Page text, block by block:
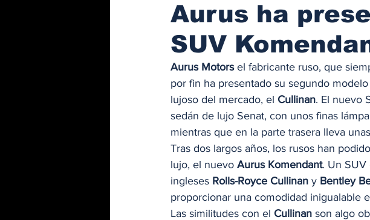
Aurus ha
SUV
Aurus Motors el fabricante ruso, que
por fin ha presentado su segundo
lujoso del mercado, el Cullinan. El nuevo
sedán de lujo Senat, con unos finas
mientras que en la parte trasera lleva
Tras dos largos años, los rusos han
lujo, el nuevo Aurus Komendant. Un
ingleses Rolls-Royce Cullinan y Bentley
proporcionar una comodidad inigualable
Las similitudes con el Cullinan son algo